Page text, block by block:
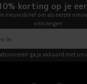
korting op je
nieuwsbrief om als eerste
ontvangen
ga je akkoord met